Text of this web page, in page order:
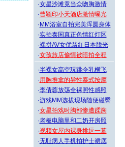
·女星沙滩竟当众吻胸激情
·曹颖印小天酒店激情曝光
· MM浴室自拍完美浑圆身体
·实拍泰国真正色情红灯区
·裸拼AV女优翁红日本脱光
·女孩旅店偷情被暗拍全程
·半裸女高空玩跳伞乳横飞
·用胸推拿的异性泰式按摩
·李倩蓉放荡全裸照性感照
·游戏MM选拔现场随便碰臀
·女星拍戏时胸部惨遭蹂躏
·老板电脑里和二奶开房照
·视频女屋内裸身挑逗一幕
·无耻病人手机拍护士裙底